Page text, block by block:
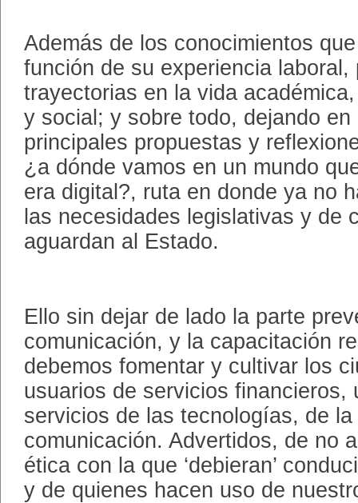
Además de los conocimientos
función de su experiencia
trayectorias en la vida
y social; y sobre todo, dejando en
principales propuestas y
¿a dónde vamos en un mundo
era digital?, ruta en donde ya no
las necesidades legislativas y de
aguardan al Estado.
Ello sin dejar de lado la parte
comunicación, y la capacitación
debemos fomentar y cultivar los
usuarios de servicios financieros,
servicios de las tecnologías, de
comunicación. Advertidos, de no
ética con la que ‘debieran’
y de quienes hacen uso de